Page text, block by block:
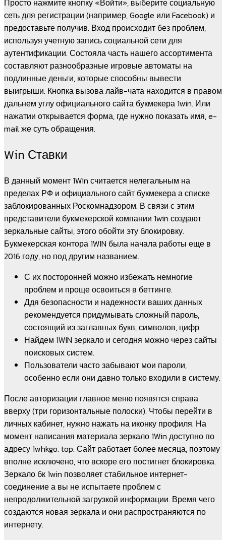
Просто нажмите кнопку «Войти», выберите социальную
сеть для регистрации (например, Google или Facebook) и
предоставьте получив. Вход происходит без проблем,
используя учетную запись социальной сети для
аутентификации. Состояла часть нашего ассортимента
составляют разнообразные игровые автоматы на
подлинные деньги, которые способны вывести
выигрыши. Кнопка вызова лайв-чата находится в правом
дальнем углу официального сайта букмекера 1win. Или
нажатии открывается форма, где нужно показать имя, e-
mail же суть обращения.
Win Ставки
В данный момент 1Win считается нелегальным на
пределах РФ и официального сайт букмекера а списке
заблокированных Роскомнадзором. В связи с этим
представители букмекерской компании 1win создают
зеркальные сайты, этого обойти эту блокировку.
Букмекерская контора 1WIN была начала работы еще в
2016 году, но под другим названием.
С их посторонней можно избежать немногие
проблем и проще освоиться в беттинге.
Ддя безопасности и надежности ваших данных
рекомендуется придумывать сложный пароль,
состоящий из заглавных букв, символов, цифр.
Найдем 1WIN зеркало и сегодня можно через сайты
поисковых систем.
Пользователи часто забывают мои пароли,
особенно если они давно только входили в систему.
После авторизации главное меню появятся справа
вверху (три горизонтальные полоски). Чтобы перейти в
личных кабинет, нужно нажать на иконку профиля. На
момент написания материала зеркало 1Win доступно по
адресу 1whkgo. top. Сайт работает более месяца, поэтому
вполне исключено, что вскоре его постигнет блокировка.
Зеркало бк 1win позволяет стабильное интернет-
соединение а вы не испытаете проблем с
непродолжительной загрузкой информации. Время чего
создаются новая зеркала и они распространяются по
интернету.